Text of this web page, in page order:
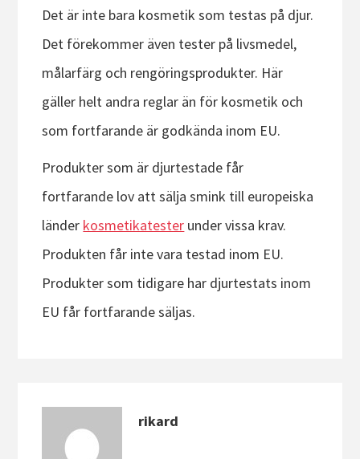
Det är inte bara kosmetik som testas på djur.
Det förekommer även tester på livsmedel,
målarfärg och rengöringsprodukter. Här
gäller helt andra reglar än för kosmetik och
som fortfarande är godkända inom EU.
Produkter som är djurtestade får
fortfarande lov att sälja smink till europeiska
länder kosmetikatester under vissa krav.
Produkten får inte vara testad inom EU.
Produkter som tidigare har djurtestats inom
EU får fortfarande säljas.
rikard